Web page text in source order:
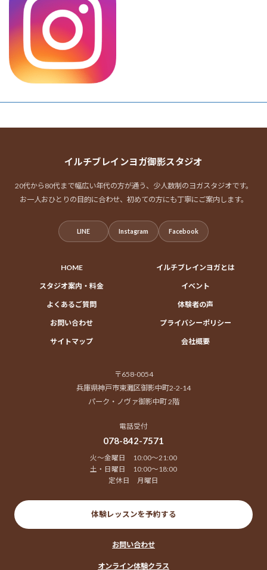
イルチブレインヨガ御影スタジオ
20代から80代まで幅広い年代の方が通う、少人数制のヨガスタジオです。
お一人おひとりの目的に合わせ、初めての方にも丁寧にご案内します。
LINE Instagram Facebook
HOME イルチブレインヨガとは
スタジオ案内・料金 イベント
よくあるご質問 体験者の声
お問い合わせ プライバシーポリシー
サイトマップ 会社概要
〒658-0054
兵庫県神戸市東灘区御影中町2-2-14
パーク・ノヴァ御影中町 2階
電話受付
078-842-7571
火～金曜日 10:00～21:00
土・日曜日 10:00～18:00
定休日 月曜日
体験レッスンを予約する
お問い合わせ
オンライン体験クラス